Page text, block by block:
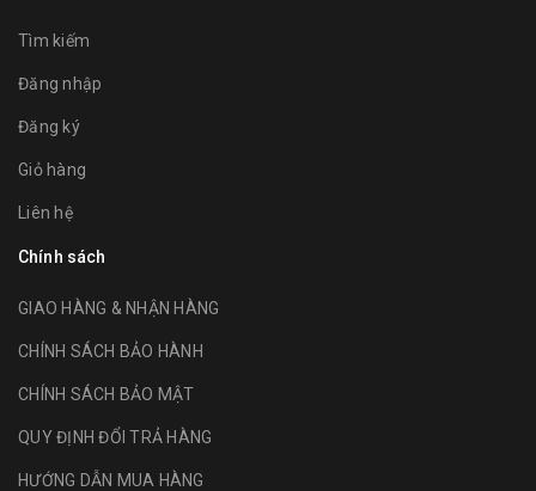
Tìm kiếm
Đăng nhập
Đăng ký
Giỏ hàng
Liên hệ
Chính sách
GIAO HÀNG & NHẬN HÀNG
CHÍNH SÁCH BẢO HÀNH
CHÍNH SÁCH BẢO MẬT
QUY ĐỊNH ĐỔI TRẢ HÀNG
HƯỚNG DẪN MUA HÀNG